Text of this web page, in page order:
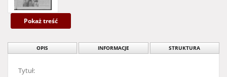
Pokaż treść
OPIS INFORMACJE STRUKTURA
Tytuł: